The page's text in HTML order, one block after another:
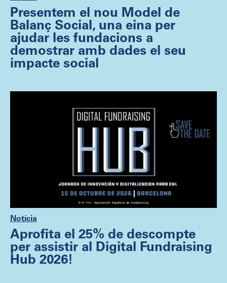
Presentem el nou Model de
Balanç Social, una eina per
ajudar les fundacions a
demostrar amb dades el seu
impacte social
Notícia
Aprofita el 25% de descompte
per assistir al Digital Fundraising
Hub 2026!